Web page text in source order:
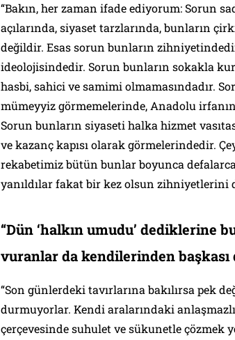
“Bakın, her zaman ifade ediyorum: Sorun
açılarında, siyaset tarzlarında, bunların
değildir. Esas sorun bunların
ideolojisindedir. Sorun bunların sokakla
hasbi, sahici ve samimi olmamasındadır.
mümeyyiz görmemelerinde, Anadolu
Sorun bunların siyaseti halka hizmet
ve kazanç kapısı olarak görmelerindedir.
rekabetimiz bütün bunlar boyunca
yanıldılar fakat bir kez olsun zihniyetlerini
“Dün ‘halkın umudu’ dediklerine
vuranlar da kendilerinden başkası
“Son günlerdeki tavırlarına bakılırsa pek
durmuyorlar. Kendi aralarındaki
çerçevesinde suhulet ve sükunetle çözmek